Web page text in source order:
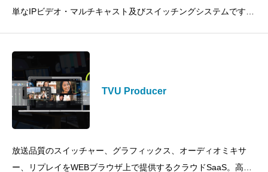
単なIPビデオ・マルチキャスト及びスイッチングシステムです。
TVU Producer
放送品質のスイッチャー、グラフィックス、オーディオミキサ
ー、リプレイをWEBブラウザ上で提供するクラウドSaaS。高価